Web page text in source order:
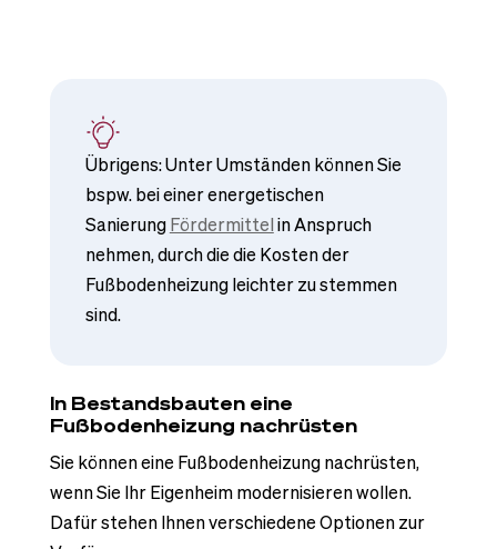
Übrigens: Unter Umständen können Sie
bspw. bei einer energetischen
SanierungFördermittelin Anspruch
nehmen, durch die die Kosten der
Fußbodenheizung leichter zu stemmen
sind.
In Bestandsbauten eine
Fußbodenheizung nachrüsten
Sie können eine Fußbodenheizung nachrüsten,
wenn Sie Ihr Eigenheim modernisieren wollen.
Dafür stehen Ihnen verschiedene Optionen zur